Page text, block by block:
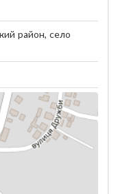
район, село